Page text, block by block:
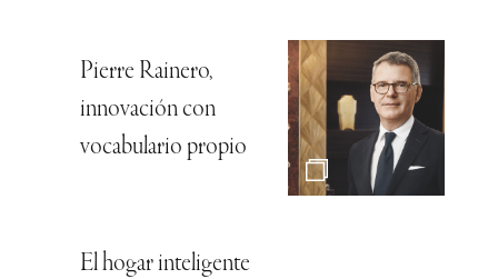
Pierre Rainero,
innovación con
vocabulario propio
El hogar inteligente